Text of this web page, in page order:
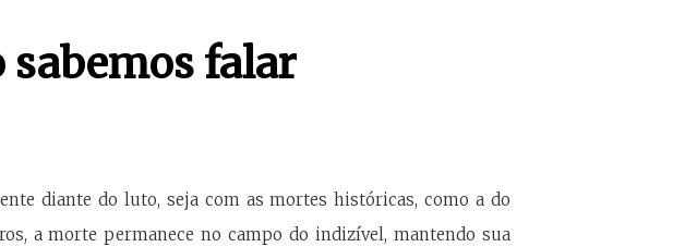
sabemos falar
diante do luto, seja com as mortes históricas, como a do
a morte permanece no campo do indizível, mantendo sua